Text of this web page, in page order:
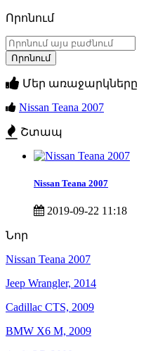
Որոնում
Մեր առաջարկները
Nissan Teana 2007
Շտապ
Nissan Teana 2007
2019-09-22 11:18
Նոր
Nissan Teana 2007
Jeep Wrangler, 2014
Cadillac CTS, 2009
BMW X6 M, 2009